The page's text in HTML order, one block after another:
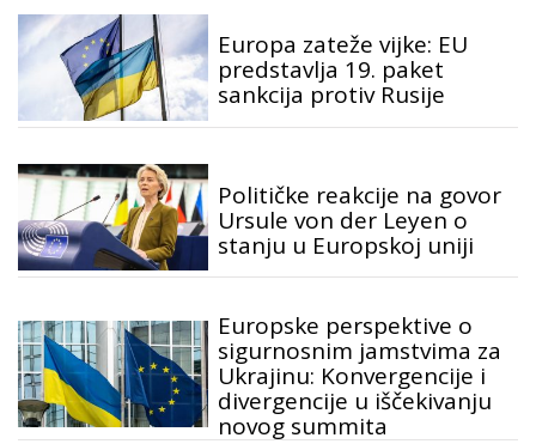
Europa zateže vijke: EU
predstavlja 19. paket
sankcija protiv Rusije
Političke reakcije na govor
Ursule von der Leyen o
stanju u Europskoj uniji
Europske perspektive o
sigurnosnim jamstvima za
Ukrajinu: Konvergencije i
divergencije u iščekivanju
novog summita